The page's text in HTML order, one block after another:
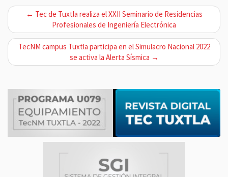
N
a
v
g
c
n
← Tec de Tuxtla realiza el XXII Seminario de Residencias
Profesionales de Ingeniería Electrónica
TecNM campus Tuxtla participa en el Simulacro Nacional 2022
se activa la Alerta Sísmica →